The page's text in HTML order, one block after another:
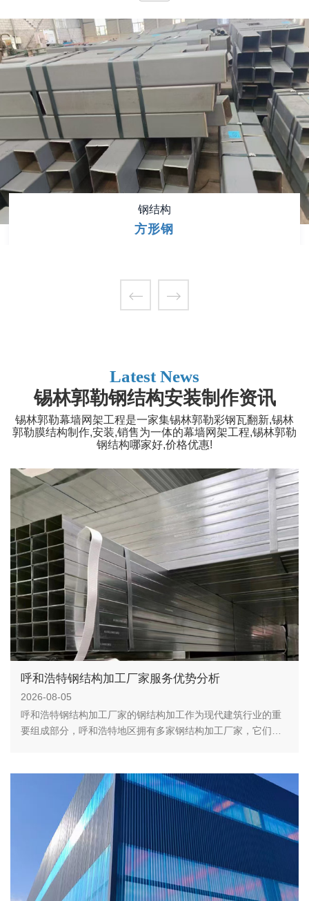
钢结构
方形钢
Latest News
锡林郭勒钢结构安装制作资讯
锡林郭勒幕墙网架工程是一家集锡林郭勒彩钢瓦翻新,锡林
郭勒膜结构制作,安装,销售为一体的幕墙网架工程,锡林郭勒
钢结构哪家好,价格优惠!
呼和浩特钢结构加工厂家服务优势分析
2026-08-05
呼和浩特钢结构加工厂家的钢结构加工作为现代建筑行业的重
要组成部分，呼和浩特地区拥有多家钢结构加工厂家，它们在